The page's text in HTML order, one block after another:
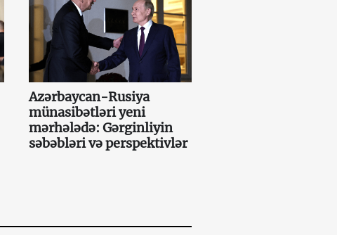
Azərbaycan-Rusiya
münasibətləri yeni
mərhələdə: Gərginliyin
səbəbləri və perspektivlər